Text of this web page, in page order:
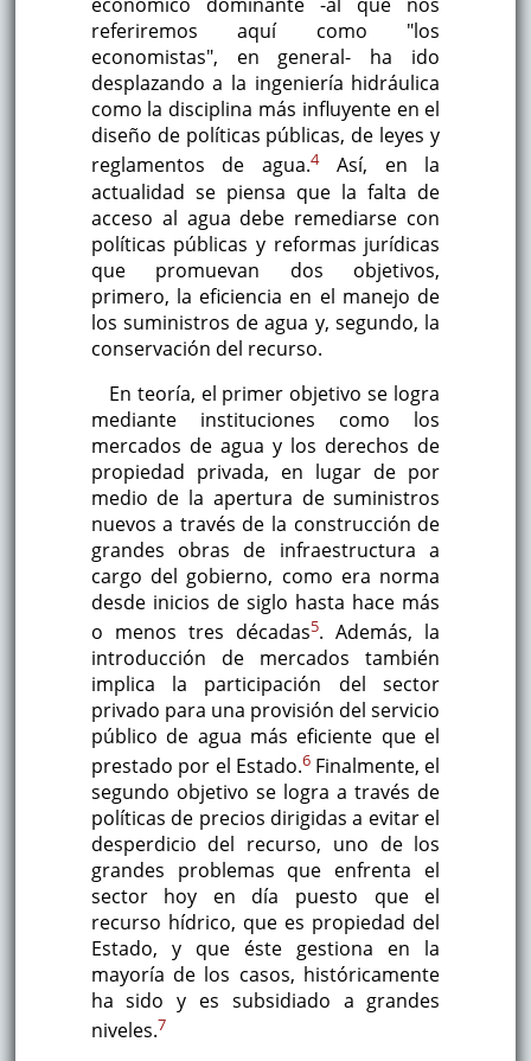
económico dominante -al que nos
referiremos aquí como "los
economistas", en general- ha ido
desplazando a la ingeniería hidráulica
como la disciplina más influyente en el
diseño de políticas públicas, de leyes y
reglamentos de agua.4Así, en la
actualidad se piensa que la falta de
acceso al agua debe remediarse con
políticas públicas y reformas jurídicas
que promuevan dos objetivos,
primero, la eficiencia en el manejo de
los suministros de agua y, segundo, la
conservación del recurso.
En teoría, el primer objetivo se logra
mediante instituciones como los
mercados de agua y los derechos de
propiedad privada, en lugar de por
medio de la apertura de suministros
nuevos a través de la construcción de
grandes obras de infraestructura a
cargo del gobierno, como era norma
desde inicios de siglo hasta hace más
o menos tres décadas5. Además, la
introducción de mercados también
implica la participación del sector
privado para una provisión del servicio
público de agua más eficiente que el
prestado por el Estado.6 Finalmente, el
segundo objetivo se logra a través de
políticas de precios dirigidas a evitar el
desperdicio del recurso, uno de los
grandes problemas que enfrenta el
sector hoy en día puesto que el
recurso hídrico, que es propiedad del
Estado, y que éste gestiona en la
mayoría de los casos, históricamente
ha sido y es subsidiado a grandes
niveles.7